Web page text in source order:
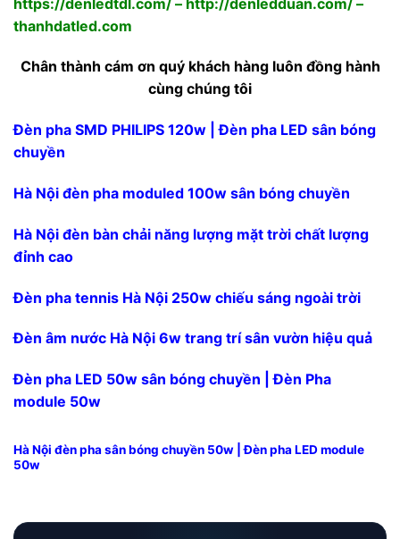
thanhdatled.com
Chân thành cám ơn quý khách hàng luôn đồng hành
cùng chúng tôi
Đèn pha SMD PHILIPS 120w | Đèn pha LED sân bóng
chuyền
Hà Nội đèn pha moduled 100w sân bóng chuyền
Hà Nội đèn bàn chải năng lượng mặt trời chất lượng
đỉnh cao
Đèn pha tennis Hà Nội 250w chiếu sáng ngoài trời
Đèn âm nước Hà Nội 6w trang trí sân vườn hiệu quả
Đèn pha LED 50w sân bóng chuyền | Đèn Pha
module 50w
Hà Nội đèn pha sân bóng chuyền 50w | Đèn pha LED module
50w